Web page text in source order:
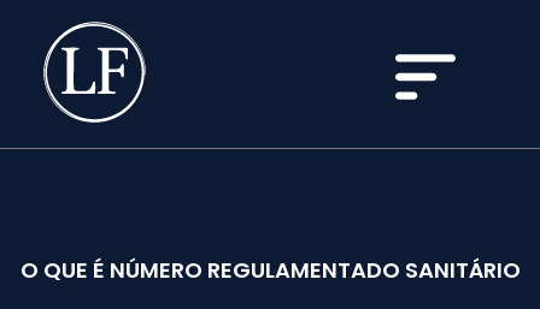
O QUE É NÚMERO REGULAMENTADO SANITÁRIO